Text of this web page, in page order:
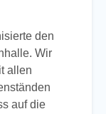
den
Wir
allen
auf die